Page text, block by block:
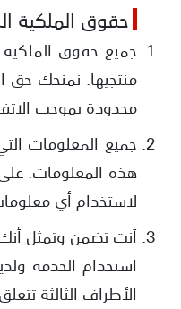
حقوق الملكية
منتجيها. نمنحك حق
محدودة بموجب
جميع المعلومات
هذه المعلومات. على
لاستخدام أي
أنت تضمن وتمثل
استخدام الخدمة
الأطراف الثالثة